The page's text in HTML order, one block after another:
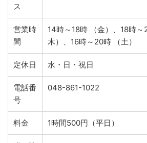
ス
営業時
間
14時～18時 （金）、18時～
木）、16時～20時 （土）
定休日 水・日・祝日
電話番
号
048-861-1022
料金 1時間500円（平日）